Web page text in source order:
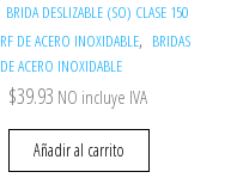
BRIDA DESLIZABLE (SO) CLASE 150
RF DE ACERO INOXIDABLE, BRIDAS
DE ACERO INOXIDABLE
$39.93 NO incluye IVA
Añadir al carrito